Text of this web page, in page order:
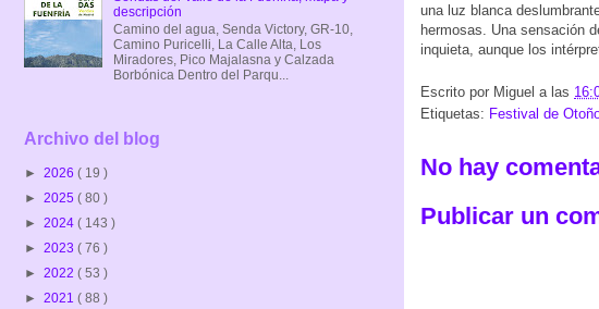
una luz blanca
hermosas. Una sensación
inquieta, aunque los
Escrito por Miguel a las
Etiquetas: Festival de
No hay
Publicar un
descripción
Camino del agua, Senda Victory, GR-10,
Camino Puricelli, La Calle Alta, Los
Miradores, Pico Majalasna y Calzada
Borbónica Dentro del Parqu...
Archivo del blog
► 2026 ( 19 )
► 2025 ( 80 )
► 2024 ( 143 )
► 2023 ( 76 )
► 2022 ( 53 )
► 2021 ( 88 )